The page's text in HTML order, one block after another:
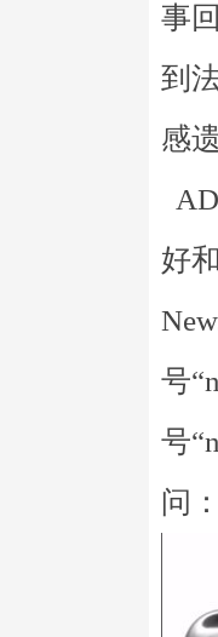
事
到
感
好
号
号
问